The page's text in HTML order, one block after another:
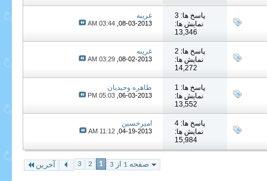
پاسخ ها: 3
نمایش ها:
13,346
غریبه
08-03-2013,
03:44 AM
پاسخ ها: 2
نمایش ها:
14,272
غریبه
08-02-2013,
03:29 AM
پاسخ ها: 1
نمایش ها:
13,552
طاهره وحیدیان
06-03-2013,
05:03 PM
پاسخ ها: 4
نمایش ها:
15,984
امیرحسین
04-19-2013,
11:12 AM
صفحه 1 از 3 1
2
3 آخرین